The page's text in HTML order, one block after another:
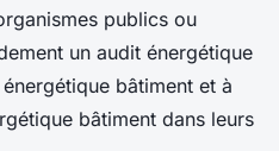
publics ou
un audit énergétique
bâtiment et à
bâtiment dans leurs